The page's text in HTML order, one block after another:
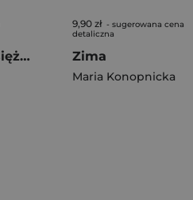
Jak chodzić po Księżycu i inne sekrety fizyki
9,90 zł - sugerowana cena
detaliczna
Zima
Maria Konopnicka